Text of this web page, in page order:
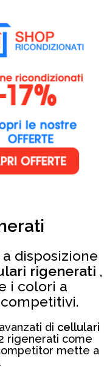
disposizione
rigenerati ,
i colori a
di cellulari
rigenerati come
mette a